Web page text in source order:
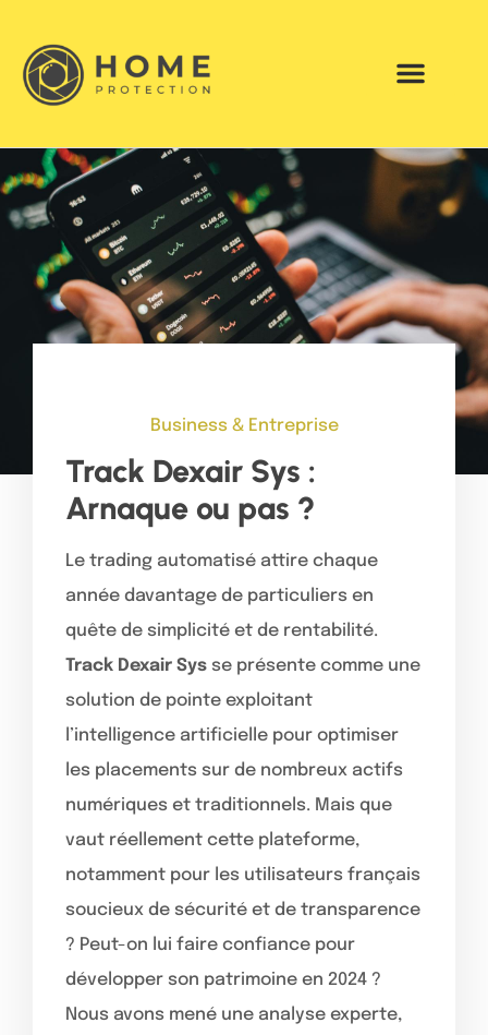
Business & Entreprise
Track Dexair Sys :
Arnaque ou pas ?
Le trading automatisé attire chaque
année davantage de particuliers en
quête de simplicité et de rentabilité.
Track Dexair Sys se présente comme une
solution de pointe exploitant
l’intelligence artificielle pour optimiser
les placements sur de nombreux actifs
numériques et traditionnels. Mais que
vaut réellement cette plateforme,
notamment pour les utilisateurs français
soucieux de sécurité et de transparence
? Peut-on lui faire confiance pour
développer son patrimoine en 2024 ?
Nous avons mené une analyse experte,